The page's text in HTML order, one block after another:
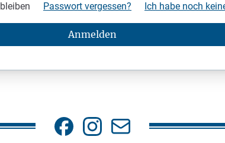
Passwort vergessen? Ich habe noch
Anmelden